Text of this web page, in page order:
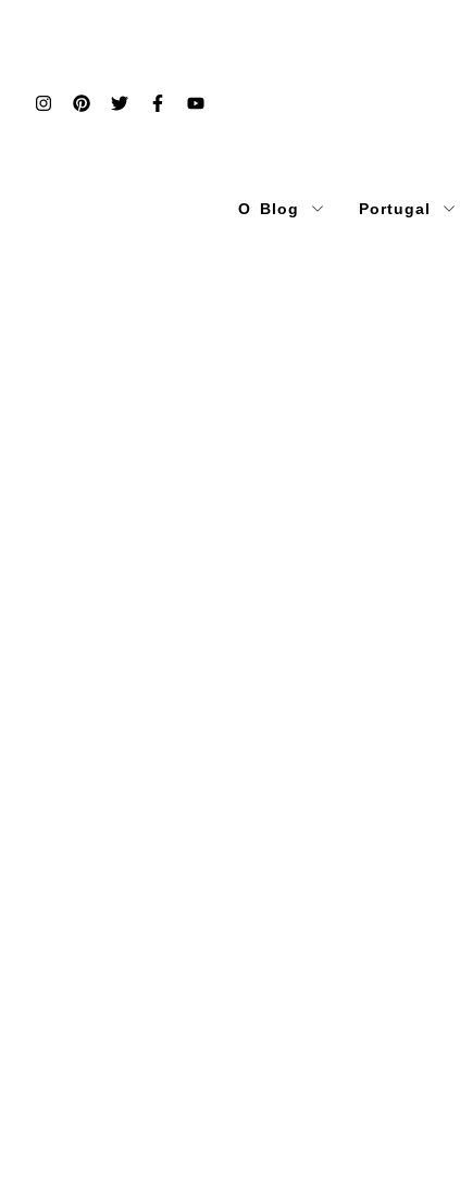
O Blog Portugal